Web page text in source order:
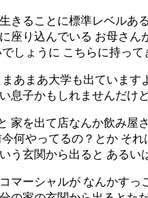
きることに標準レベル
座り込んでいる お母さ
しょうに こちらに持っ
あまあ大学も出ていま
息子かもしれませんだ
家を出て店なんか飲み
何やってるの？とか そ
う玄関から出ると ある
マーシャルが なんかす